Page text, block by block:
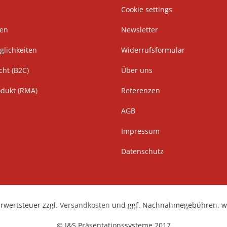
(B2C)
(RMA)
Cookie settings
Newsletter
Widerrufsformular
Über uns
Referenzen
AGB
Impressum
Datenschutz
zzgl. Versandkosten und ggf. Nachnahmegebühren,